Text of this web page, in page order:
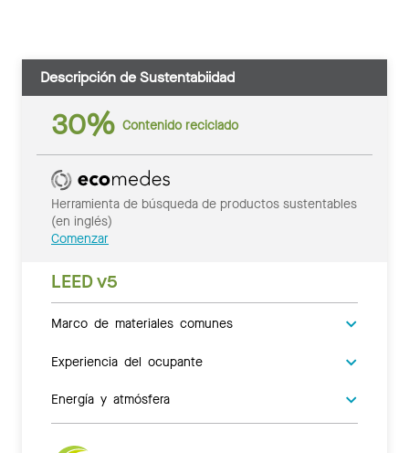
Descripción de Sustentabiidad
30% Contenido reciclado
Herramienta de búsqueda de productos sustentables
(en inglés)
Comenzar
LEED v5
Marco de materiales comunes
Experiencia del ocupante
Energía y atmósfera